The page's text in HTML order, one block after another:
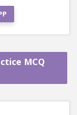
MCQ